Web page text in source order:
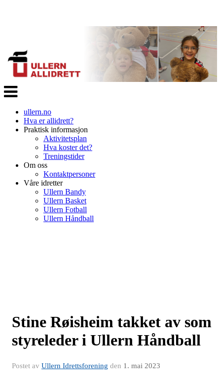
Veksle
navigasjon
ullern.no
Hva er allidrett?
Praktisk informasjon
Aktivitetsplan
Hva koster det?
Treningstider
Om oss
Kontaktpersoner
Våre idretter
Ullern Bandy
Ullern Basket
Ullern Fotball
Ullern Håndball
Stine Røisheim takket av som
styreleder i Ullern Håndball
Postet av Ullern Idrettsforening den 1. mai 2023